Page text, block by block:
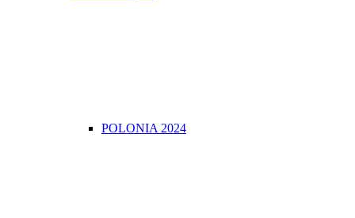
POLONIA 2024